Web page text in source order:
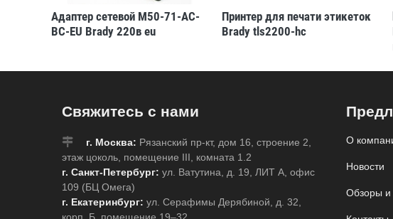
Адаптер сетевой M50-71-AC-
BC-EU Brady 220в eu
Принтер для печати этикеток
Brady tls2200-hc
Свяжитесь с нами
г. Москва: Рязанский пр-кт, дом 16, строение 2,
этаж цоколь, помещение III, комната 1.2
г. Санкт-Петербург: ул. Ватутина, д. 19, ЛИТ А, офис
109 (БЦ Омега)
г. Екатеринбург: ул. Серафимы Дерябиной, д. 32,
О
Новости
Обзоры и